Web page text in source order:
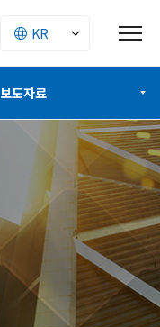
보도자료
재무정보
공시정보
주주구성
IR자료